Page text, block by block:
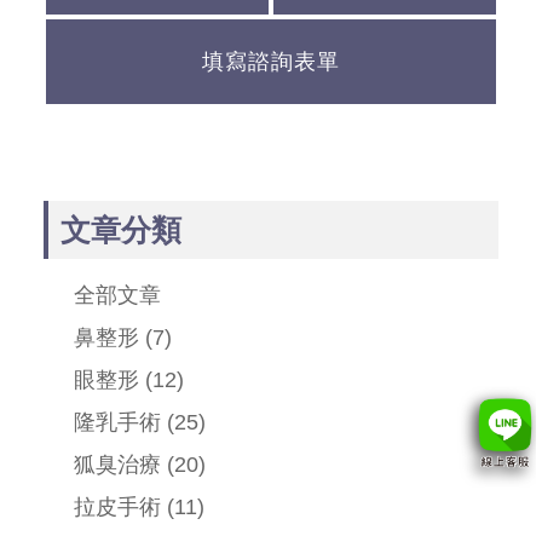
填寫諮詢表單
文章分類
全部文章
鼻整形 (7)
眼整形 (12)
隆乳手術 (25)
狐臭治療 (20)
拉皮手術 (11)